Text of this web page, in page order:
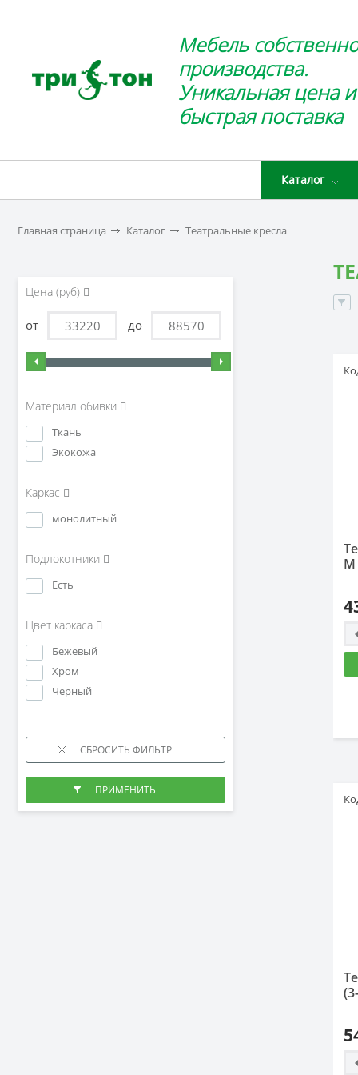
Мебель
производства.
Уникальная цена и
быстрая поставка
Каталог
Главная страница Каталог Театральные кресла
Цена (руб)
от до
Материал обивки
Ткань
Экокожа
Каркас
монолитный
Подлокотники
Есть
Цвет каркаса
Бежевый
Хром
Черный
М